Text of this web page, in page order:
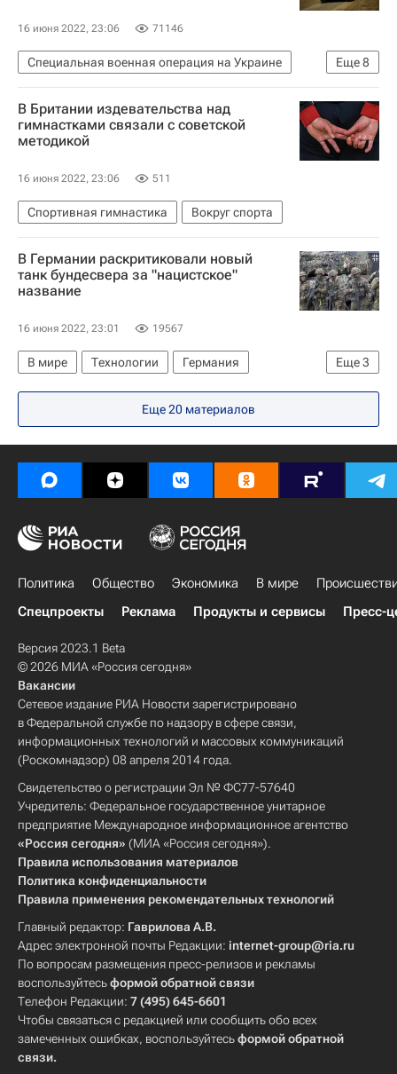
16 июня 2022, 23:06 71146
Еще8
Специальная военная операция на Украине
В мире
Олаф Шольц
Марио Драги
Владимир Зеленский
Италия
Германия
Украина
В Британии издевательства над
гимнастками связали с советской
методикой
16 июня 2022, 23:06 511
Спортивная гимнастика Вокруг спорта
В Германии раскритиковали новый
танк бундесвера за "нацистское"
название
16 июня 2022, 23:01 19567
Еще3
В мире Технологии
Германия
Франция
Т-34
Армата
Еще 20 материалов
Политика Общество Экономика В мире
Спецпроекты
Реклама Продукты и сервисы Пресс-
Версия 2023.1 Beta
© 2026 МИА «Россия сегодня»
Вакансии
Сетевое издание РИА Новости зарегистрировано
в Федеральной службе по надзору в сфере связи,
информационных технологий и массовых коммуникаций
(Роскомнадзор) 08 апреля 2014 года.
Свидетельство о регистрации Эл № ФС77-57640
Учредитель: Федеральное государственное унитарное
предприятие Международное информационное агентство
«Россия сегодня» (МИА «Россия сегодня»).
Правила использования материалов
Политика конфиденциальности
Правила применения рекомендательных технологий
Главный редактор: Гаврилова А.В.
Адрес электронной почты Редакции: internet-group@ria.ru
По вопросам размещения пресс-релизов и рекламы
воспользуйтесьформой обратной связи
Телефон Редакции: 7 (495) 645-6601
Чтобы связаться с редакцией или сообщить обо всех
замеченных ошибках, воспользуйтесьформой обратной
связи.